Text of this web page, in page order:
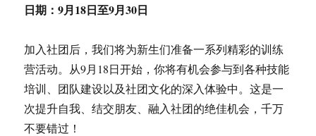
日期：9月18日至9月30日
加入社团后，我们将为新生们准备一系列精彩的训练
营活动。从9月18日开始，你将有机会参与到各种技能
培训、团队建设以及社团文化的深入体验中。这是一
次提升自我、结交朋友、融入社团的绝佳机会，千万
不要错过！